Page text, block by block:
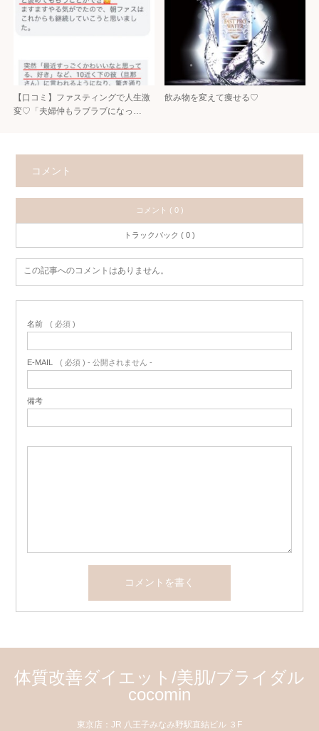
【口コミ】ファスティングで人生激
変♡「夫婦仲もラブラブになっ…
飲み物を変えて痩せる♡
コメント
コメント ( 0 )
トラックバック ( 0 )
この記事へのコメントはありません。
名前 ( 必須 )
E-MAIL ( 必須 ) - 公開されません -
備考
体質改善ダイエット/美肌/ブライダル
cocomin
東京店：JR 八王子みなみ野駅直結ビル ３F